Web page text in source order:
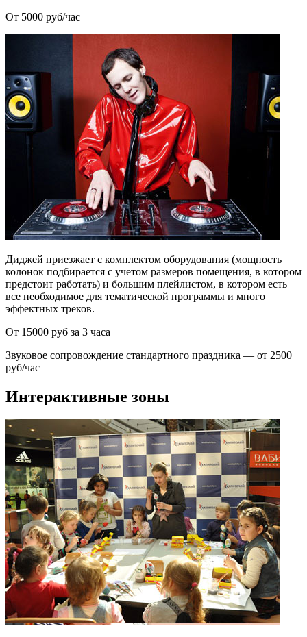
От 5000 руб/час
Диджей приезжает с комплектом оборудования (мощность
колонок подбирается с учетом размеров помещения, в котором
предстоит работать) и большим плейлистом, в котором есть
все необходимое для тематической программы и много
эффектных треков.
От 15000 руб за 3 часа
Звуковое сопровождение стандартного праздника — от 2500
руб/час
Интерактивные зоны